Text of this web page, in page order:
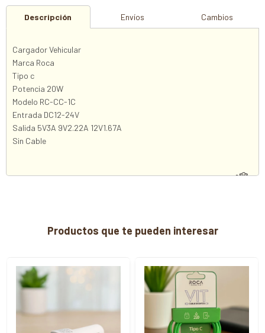
Descripción Envíos Cambios
Cargador Vehicular
Marca Roca
Tipo c
Potencia 20W
Modelo RC-CC-1C
Entrada DC12-24V
Salida 5V3A 9V2.22A 12V1.67A
Sin Cable
Productos que te pueden interesar